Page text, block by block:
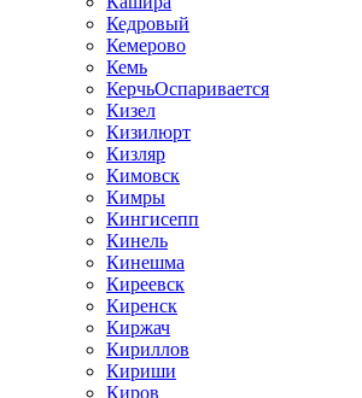
Кедровый
Кемерово
Кемь
КерчьОспаривается
Кизел
Кизилюрт
Кизляр
Кимовск
Кимры
Кингисепп
Кинель
Кинешма
Киреевск
Киренск
Киржач
Кириллов
Кириши
Киров